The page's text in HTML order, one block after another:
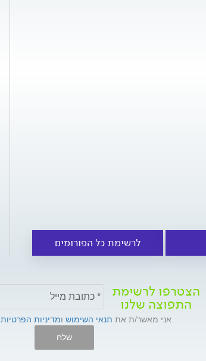
לרשימת כל הפורומים
הצטרפו לרשימת
התפוצה שלנו
אני מאשר/ת את תנאי השימוש ומדיניות הפרטיות
שלח